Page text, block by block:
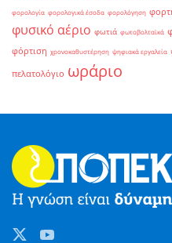
φορολογία φορολογικά έσοδα φορολόγηση
φυσικό αέριο φωτιά φωτοβολταϊκά
φόρτιση χρονοκαθυστέρηση ψηφιακά εργαλεία
πελατολόγιο ωράριο